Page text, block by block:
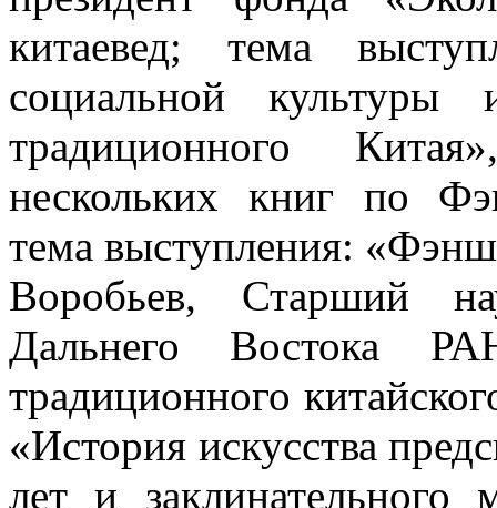
китаевед; тема
социальной культуры
традиционного
нескольких книг по
тема выступления:
Воробьев, Старший
Дальнего Востока
традиционного
«История искусства
лет и заклинательного